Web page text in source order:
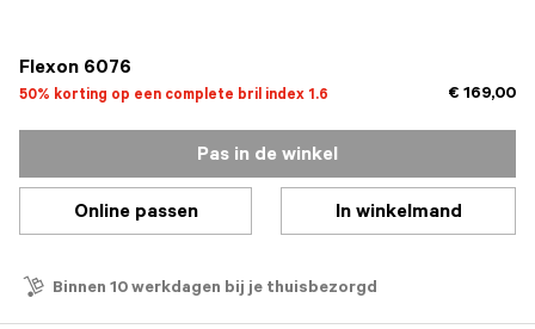
Flexon 6076
50% korting op een complete bril index 1.6 € 169,00
Pas in de winkel
Online passen In winkelmand
Binnen 10 werkdagen bij je thuisbezorgd